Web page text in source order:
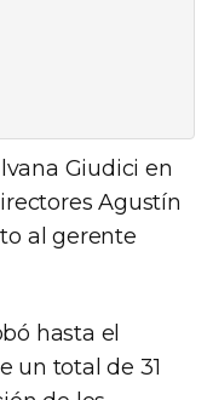
Giudici en
Agustín
al gerente
hasta el
un total de 31